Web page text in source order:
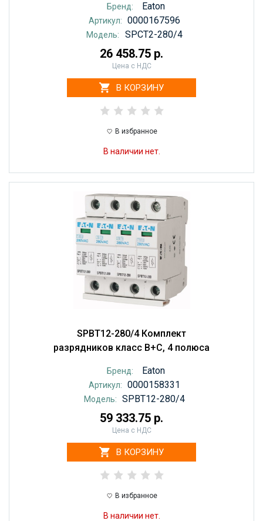
Бренд: Eaton
Артикул: 0000167596
Модель: SPCT2-280/4
26 458.75 р.
Цена с НДС
В КОРЗИНУ
В избранное
В наличии нет.
SPBT12-280/4 Комплект
разрядников класс B+С, 4 полюса
Бренд: Eaton
Артикул: 0000158331
Модель: SPBT12-280/4
59 333.75 р.
Цена с НДС
В КОРЗИНУ
В избранное
В наличии нет.